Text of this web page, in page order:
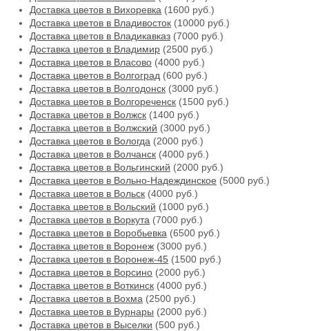
Доставка цветов в Вихоревка (1600 руб.)
Доставка цветов в Владивосток (10000 руб.)
Доставка цветов в Владикавказ (7000 руб.)
Доставка цветов в Владимир (2500 руб.)
Доставка цветов в Власово (4000 руб.)
Доставка цветов в Волгоград (600 руб.)
Доставка цветов в Волгодонск (3000 руб.)
Доставка цветов в Волгореченск (1500 руб.)
Доставка цветов в Волжск (1400 руб.)
Доставка цветов в Волжский (3000 руб.)
Доставка цветов в Вологда (2000 руб.)
Доставка цветов в Волчанск (4000 руб.)
Доставка цветов в Вольгинский (2000 руб.)
Доставка цветов в Вольно-Надеждинское (5000 руб.)
Доставка цветов в Вольск (4000 руб.)
Доставка цветов в Вольский (1000 руб.)
Доставка цветов в Воркута (7000 руб.)
Доставка цветов в Воробьевка (6500 руб.)
Доставка цветов в Воронеж (3000 руб.)
Доставка цветов в Воронеж-45 (1500 руб.)
Доставка цветов в Ворсино (2000 руб.)
Доставка цветов в Воткинск (4000 руб.)
Доставка цветов в Вохма (2500 руб.)
Доставка цветов в Вурнары (2000 руб.)
Доставка цветов в Выселки (500 руб.)